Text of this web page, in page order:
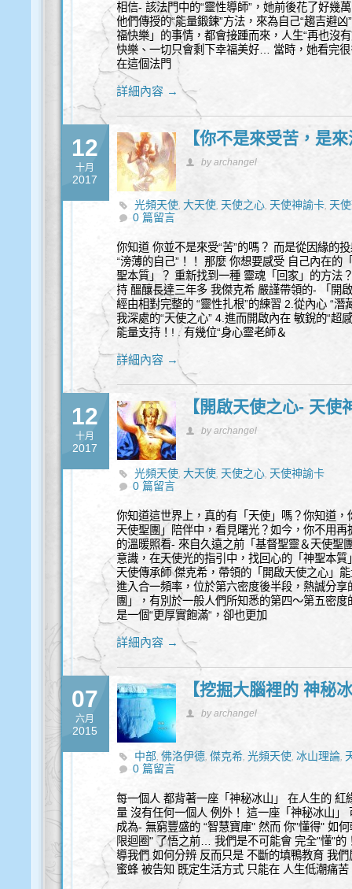
相信- 該法門中的“靈性導師”，她前後花了好幾
他們傳授的“能量鍛鍊”方法，來為自己“趨吉避
福快樂」的事情，都會接踵而來，人生“再也沒
快樂、一切只會剩下幸福美好… 當時，她看完
在這個法門
詳細內容 →
12
十月
2017
【你不是來受苦，是
by archangel
光頻天使,大天使, 天使之心, 天使神諭卡, 天
0 篇留言
你知道 你並不是來受“苦”的嗎？ 而是從因緣的
“滂薄的自己”！！ 那麼 你想要感受 自己內在的
聖本質」？ 重新找到一種 靈魂「回家」的方法
持 醞釀長達三年多 我傑克希 嚴謹帶領的- 「開
經由相對完整的 “靈性扎根”的練習 2.從內心 “
我深處的“天使之心” 4.進而開啟內在 敏銳的“超
能量支持！! . 有幾位“身心靈老師＆
詳細內容 →
12
十月
2017
【開啟天使之心- 天
by archangel
光頻天使,大天使, 天使之心, 天使神諭卡
0 篇留言
你知道這世界上，真的有「天使」嗎？你知道
天使聖團」陪伴中，看見曙光？如今，你不用
的溫暖照看- 來自久遠之前「基督聖靈＆天使聖
意識，在天使光的指引中，找回心的「神聖本
天使傳承師 傑克希，帶領的「開啟天使之心」
進入合一頻率，位於第六密度後半段，熱誠分
團」，有別於一般人們所知悉的第四～第五密
是一個“更厚實飽滿“，卻也更加
詳細內容 →
07
六月
2015
【挖掘大腦裡的 神秘
by archangel
中部,佛洛伊德,傑克希,光頻天使,冰山理論,
心法
0 篇留言
每一個人 都背著一座「神秘冰山」 在人生的
量 沒有任何一個人 例外！ 這一座「神秘冰山」
成為- 無窮豐盛的 “智慧寶庫" 然而 你"懂得" 如
限迴圈" 了悟之前… 我們是不可能會 完全"懂"
導我們 如何分辨 反而只是 不斷的填鴨教育 我
蜜蜂 被告知 既定生活方式 只能在 人生低潮痛